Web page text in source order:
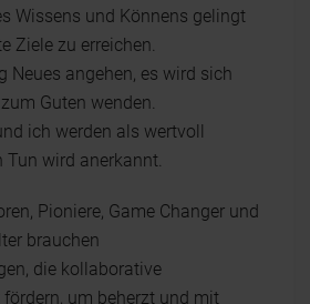
Wissens und Könnens gelingt
Ziele zu erreichen.
Neues angehen, es wird sich
Guten wenden.
ich werden als wertvoll
Tun wird anerkannt.
Pioniere, Game Changer und
brauchen
die kollaborative
um beherzt und mit